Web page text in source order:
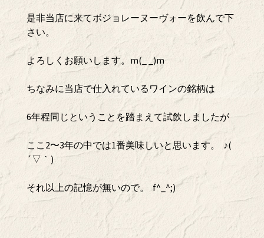
是非当店に来てボジョレーヌーヴォーを飲んで下
さい。
よろしくお願いします。m(_ _)m
ちなみに当店で仕入れているワインの銘柄は
6年程同じということを踏まえて試飲しましたが
ここ2〜3年の中では1番美味しいと思います。 ♪(
´▽｀)
それ以上の記憶が無いので。 f^_^;)